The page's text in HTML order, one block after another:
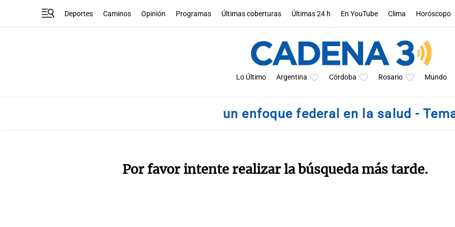
Deportes Caminos Opinión Programas Últimas coberturas Últimas 24 h En YouTube Clima Horóscopo
Lo Último Argentina Córdoba Rosario Mundo
un enfoque federal en la salud -
Por favor intente realizar la búsqueda más tarde.